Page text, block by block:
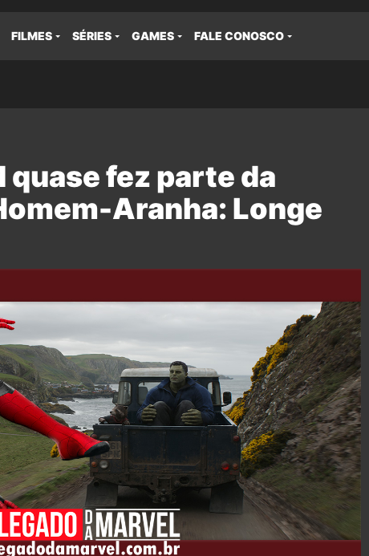
FILMES SÉRIES GAMES FALE CONOSCO
quase fez parte da
Aranha: Longe